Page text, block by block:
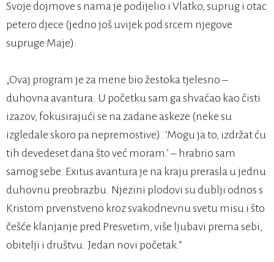
Svoje dojmove s nama je podijelio i Vlatko, suprug i otac
petero djece (jedno još uvijek pod srcem njegove
supruge Maje):
„Ovaj program je za mene bio žestoka tjelesno –
duhovna avantura. U početku sam ga shvaćao kao čisti
izazov, fokusirajući se na zadane askeze (neke su
izgledale skoro pa nepremostive). ‘Mogu ja to, izdržat ću
tih devedeset dana što već moram.’ – hrabrio sam
samog sebe. Exitus avantura je na kraju prerasla u jednu
duhovnu preobrazbu. Njezini plodovi su dublji odnos s
Kristom prvenstveno kroz svakodnevnu svetu misu i što
češće klanjanje pred Presvetim, više ljubavi prema sebi,
obitelji i društvu. Jedan novi početak.“